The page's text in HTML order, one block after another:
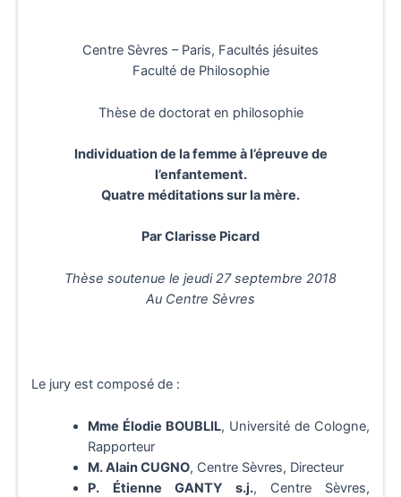
Centre Sèvres – Paris, Facultés jésuites
Faculté de Philosophie
Thèse de doctorat en philosophie
Individuation de la femme à l’épreuve de
l’enfantement.
Quatre méditations sur la mère.
Par Clarisse Picard
Thèse soutenue le jeudi 27 septembre 2018
Au Centre Sèvres
Le jury est composé de :
Mme Élodie BOUBLIL, Université de Cologne,
Rapporteur
M. Alain CUGNO, Centre Sèvres, Directeur
P. Étienne GANTY s.j., Centre Sèvres,